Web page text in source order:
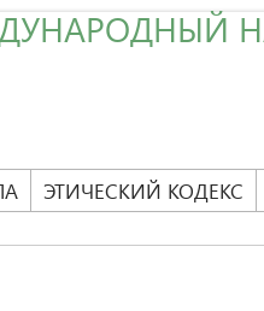
ЭТИЧЕСКИЙ КОДЕКС